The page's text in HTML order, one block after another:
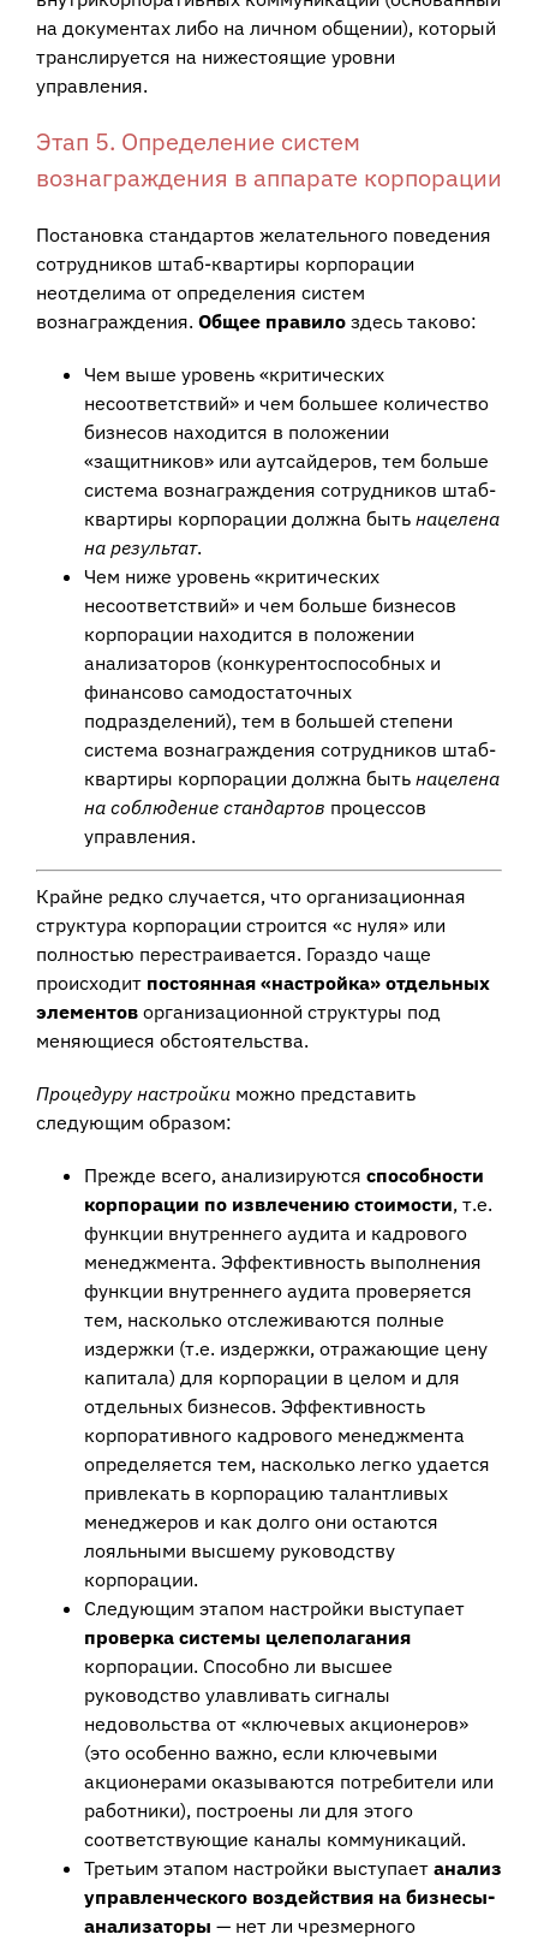
на документах либо на личном общении), который
транслируется на нижестоящие уровни
управления.
Этап 5. Определение систем
вознаграждения в аппарате корпорации
Постановка стандартов желательного поведения
сотрудников штаб-квартиры корпорации
неотделима от определения систем
вознаграждения. Общее правило здесь таково:
Чем выше уровень «критических
несоответствий» и чем большее количество
бизнесов находится в положении
«защитников» или аутсайдеров, тем больше
система вознаграждения сотрудников штаб-
квартиры корпорации должна быть нацелена
на результат.
Чем ниже уровень «критических
несоответствий» и чем больше бизнесов
корпорации находится в положении
анализаторов (конкурентоспособных и
финансово самодостаточных
подразделений), тем в большей степени
система вознаграждения сотрудников штаб-
квартиры корпорации должна быть нацелена
на соблюдение стандартов процессов
управления.
Крайне редко случается, что организационная
структура корпорации строится «с нуля» или
полностью перестраивается. Гораздо чаще
происходит постоянная «настройка» отдельных
элементов организационной структуры под
меняющиеся обстоятельства.
Процедуру настройки можно представить
следующим образом:
Прежде всего, анализируются способности
корпорации по извлечению стоимости, т.е.
функции внутреннего аудита и кадрового
менеджмента. Эффективность выполнения
функции внутреннего аудита проверяется
тем, насколько отслеживаются полные
издержки (т.е. издержки, отражающие цену
капитала) для корпорации в целом и для
отдельных бизнесов. Эффективность
корпоративного кадрового менеджмента
определяется тем, насколько легко удается
привлекать в корпорацию талантливых
менеджеров и как долго они остаются
лояльными высшему руководству
корпорации.
Следующим этапом настройки выступает
проверка системы целеполагания
корпорации. Способно ли высшее
руководство улавливать сигналы
недовольства от «ключевых акционеров»
(это особенно важно, если ключевыми
акционерами оказываются потребители или
работники), построены ли для этого
соответствующие каналы коммуникаций.
Третьим этапом настройки выступает анализ
управленческого воздействия на бизнесы-
анализаторы — нет ли чрезмерного